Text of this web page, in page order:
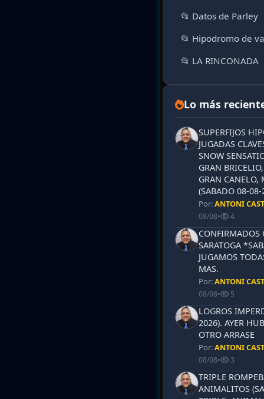
📂 Datos de Parley
📂 Hipodromo de
📂 LA RINCONADA
Lo más
SUPERFIJOS
JUGADAS
SNOW
GRAN
GRAN CANELO,
(SABADO 08-
Por:ANTONI
08/08• 4
CONFIRMADOS
SARATOGA
JUGAMOS
MAS.
Por:ANTONI
08/08• 5
LOGROS
2026). AYER
OTRO ARRASE
Por:ANTONI
08/08• 3
TRIPLE
ANIMALITOS